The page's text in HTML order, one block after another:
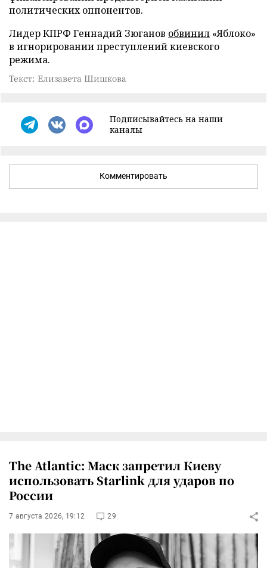
политических оппонентов.
Лидер КПРФ Геннадий Зюганов обвинил «Яблоко»
в игнорировании преступлений киевского
режима.
Текст: Елизавета Шишкова
Подписывайтесь на наши
каналы
Комментировать
The Atlantic: Маск запретил Киеву
использовать Starlink для ударов по
России
7 августа 2026, 19:12 29